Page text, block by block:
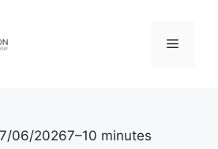
Menu
06/20267–10 minutes